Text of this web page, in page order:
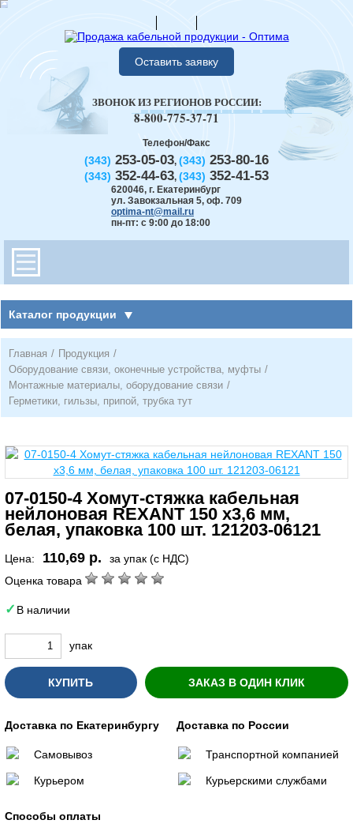
Оставить заявку
Телефон/Факс
(343) 253-05-03, (343) 253-80-16
(343) 352-44-63, (343) 352-41-53
620046, г. Екатеринбург
ул. Завокзальная 5, оф. 709
optima-nt@mail.ru
пн-пт: с 9:00 до 18:00
ЗВОНОК ИЗ РЕГИОНОВ РОССИИ:
8-800-775-37-71
Каталог продукции
Главная / Продукция /
Оборудование связи, оконечные устройства, муфты /
Монтажные материалы, оборудование связи /
Герметики, гильзы, припой, трубка тут
07-0150-4 Хомут-стяжка кабельная
нейлоновая REXANT 150 x3,6 мм,
белая, упаковка 100 шт. 121203-06121
Цена: 110,69 р.
за упак (с НДС)
Оценка товара
В наличии
упак
КУПИТЬ ЗАКАЗ В ОДИН КЛИК
Доставка по Екатеринбургу
Самовывоз
Курьером
Доставка по России
Транспортной компанией
Курьерскими службами
Способы оплаты